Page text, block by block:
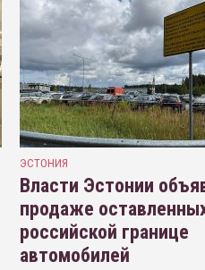
ЭСТОНИЯ
Власти Эстонии
продаже
российской границе
автомобилей